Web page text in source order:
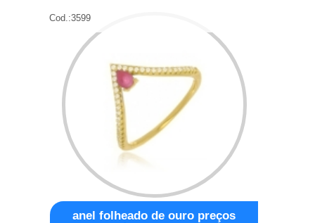
Cod.:3599
anel folheado de ouro preços